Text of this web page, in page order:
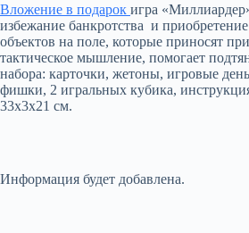
Вложение в подарок игра
избежание банкротства и
объектов на поле, которые приносят
тактическое мышление, помогает
набора: карточки, жетоны, игровые
фишки, 2 игральных кубика,
33х3х21 см.
Информация будет добавлена.